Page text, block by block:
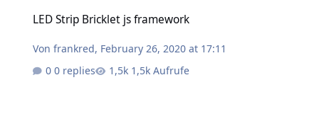
LED Strip Bricklet js framework
Vonfrankred, February 26, 2020 at 17:11
0 replies
1,5k Aufrufe